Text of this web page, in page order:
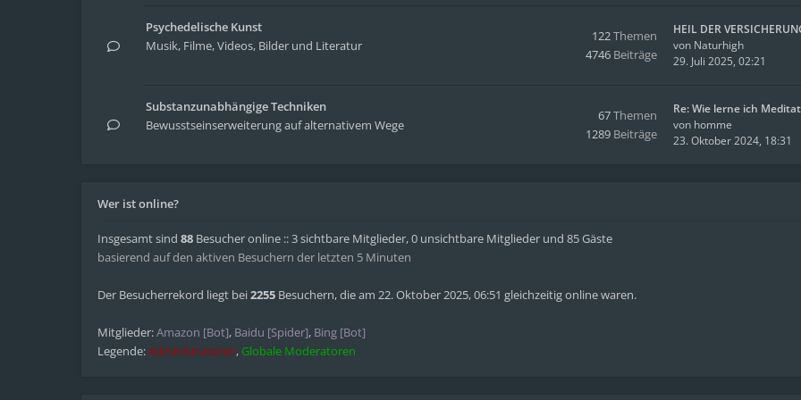
Psychedelische Kunst
Musik, Filme, Videos, Bilder und Literatur
122Themen
4746 Beiträge
HEIL DER
von Naturhigh
29. Juli 2025, 02:21
Substanzunabhängige Techniken
Bewusstseinserweiterung auf alternativem Wege
67Themen
1289 Beiträge
Re: Wie lerne ich
von homme
23. Oktober 2024, 18:31
Wer ist online?
Insgesamt sind 88 Besucher online :: 3 sichtbare Mitglieder, 0 unsichtbare Mitglieder und 85 Gäste
basierend auf den aktiven Besuchern der letzten 5 Minuten
Der Besucherrekord liegt bei2255 Besuchern, die am 22. Oktober 2025, 06:51 gleichzeitig online waren.
Mitglieder:Amazon [Bot], Baidu [Spider], Bing [Bot]
Legende:Administratoren, Globale Moderatoren